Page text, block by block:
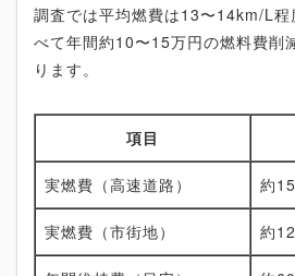
調査では平均燃費は13〜14km/L程
べて年間約10〜15万円の燃料費削
ります。
項目
実燃費（高速道路） 約
実燃費（市街地） 約